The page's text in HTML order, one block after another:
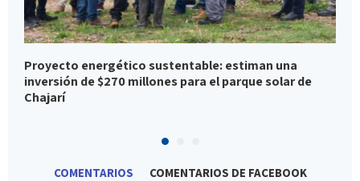
Proyecto energético sustentable: estiman una
inversión de $270 millones para el parque solar de
Chajarí
COMENTARIOS COMENTARIOS DE FACEBOOK